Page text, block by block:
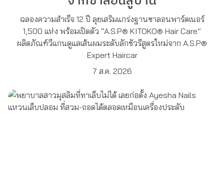
ฉลองความสำเร็จ 12 ปี ลุยเสริมแกร่งฐานซาลอนพาร์ตเนอร์
1,500 แห่ง พร้อมเปิดตัว “A.S.P® KITOKO® Hair Care”
ผลิตภัณฑ์วีแกนดูแลเส้นผมระดับลักชัวรีสูตรใหม่จาก A.S.P®
Expert Haircar
7 ส.ค. 2026